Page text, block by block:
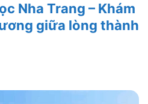
Nha Trang – Khám
giữa lòng thành